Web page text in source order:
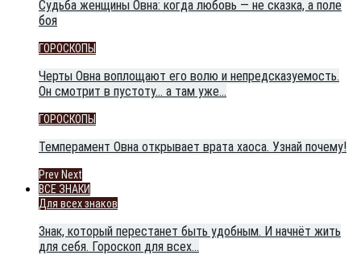
Судьба женщины Овна: когда любовь — не сказка, а поле
боя
ГОРОСКОПЫ
Черты Овна воплощают его волю и непредсказуемость.
Он смотрит в пустоту… а там уже…
ГОРОСКОПЫ
Темперамент Овна открывает врата хаоса. Узнай почему!
Prev Next
ВСЕ ЗНАКИ
Для всех знаков
Знак, который перестанет быть удобным. И начнёт жить
для себя. Гороскоп для всех…